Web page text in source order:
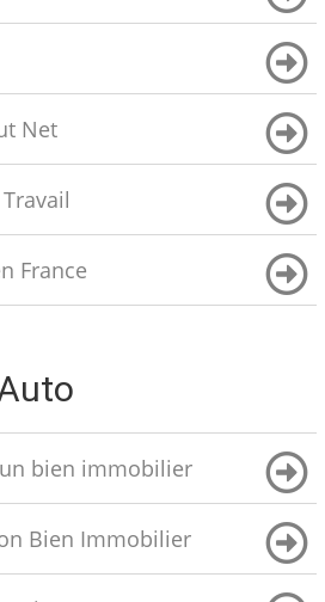
Net
France
bien immobilier
Bien Immobilier